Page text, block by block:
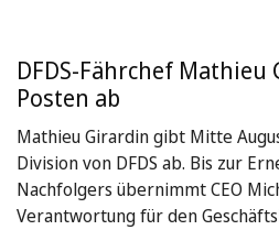
DFDS-Fährchef
Posten ab
Mathieu Girardin gibt Mitte
Division von DFDS ab. Bis zur
Nachfolgers übernimmt CEO
Verantwortung für den